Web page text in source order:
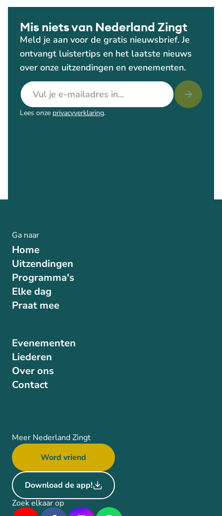
Mis niets van Nederland Zingt
Meld je aan voor de gratis nieuwsbrief. Je
ontvangt luistertips en het laatste nieuws
over onze uitzendingen en evenementen.
E-mailadres
Lees onze privacyverklaring.
Ga naar
Home
Uitzendingen
Programma's
Elke dag
Praat mee
Evenementen
Liederen
Over ons
Contact
Meer Nederland Zingt
Word vriend
Download de app!
Zoek elkaar op